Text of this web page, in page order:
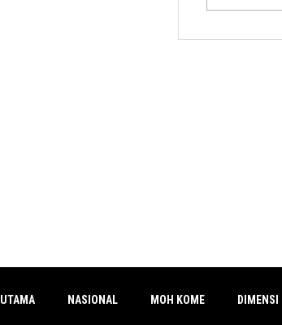
UTAMA NASIONAL MOH KOME DIMENSI